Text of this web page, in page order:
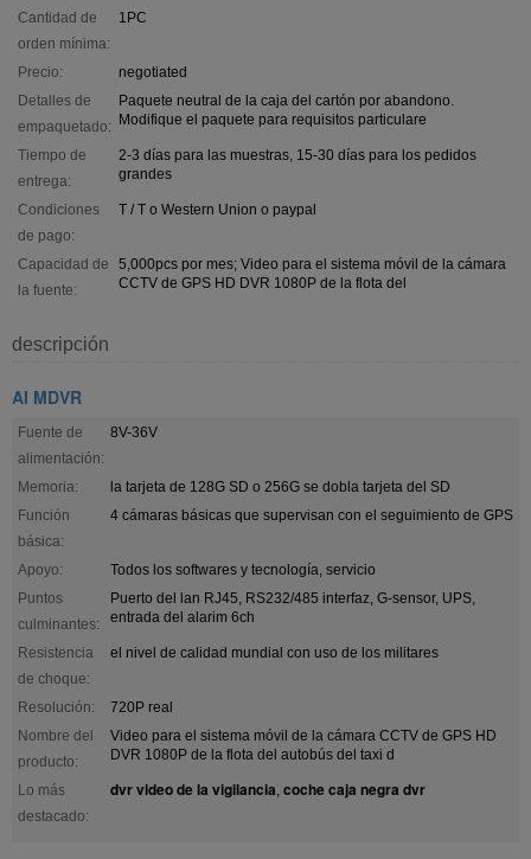
Cantidad de
orden mínima:
1PC
Precio:
negotiated
Detalles de
empaquetado:
Paquete neutral de la caja del cartón por abandono.
Modifique el paquete para requisitos particulare
Tiempo de
entrega:
2-3 días para las muestras, 15-30 días para los pedidos
grandes
Condiciones
de pago:
T / T o Western Union o paypal
Capacidad de
la fuente:
5,000pcs por mes; Video para el sistema móvil de la cámara
CCTV de GPS HD DVR 1080P de la flota del
descripción
AI MDVR
Fuente de
alimentación:
8V-36V
Memoria:
la tarjeta de 128G SD o 256G se dobla tarjeta del SD
Función
básica:
4 cámaras básicas que supervisan con el seguimiento de GPS
Apoyo:
Todos los softwares y tecnología, servicio
Puntos
culminantes:
Puerto del lan RJ45, RS232/485 interfaz, G-sensor, UPS,
entrada del alarim 6ch
Resistencia
de choque:
el nivel de calidad mundial con uso de los militares
Resolución:
720P real
Nombre del
producto:
Video para el sistema móvil de la cámara CCTV de GPS HD
DVR 1080P de la flota del autobús del taxi d
Lo más
destacado:
dvr video de la vigilancia, coche caja negra dvr